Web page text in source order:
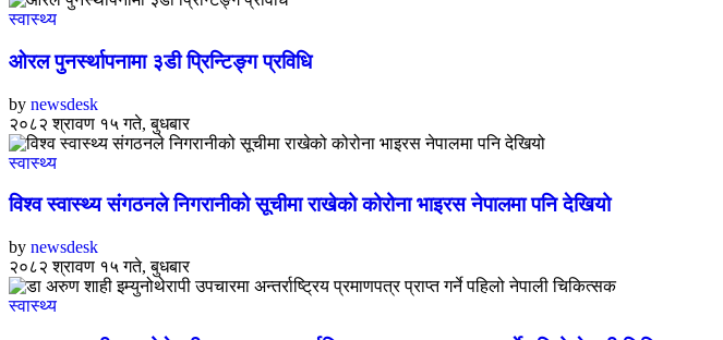
स्वास्थ्य
ओरल पुनर्स्थापनामा ३डी प्रिन्टिङ्ग प्रविधि
by newsdesk
२०८२ श्रावण १५ गते, बुधबार
स्वास्थ्य
विश्व स्वास्थ्य संगठनले निगरानीको सूचीमा राखेको कोरोना भाइरस नेपालमा पनि देखियो
by newsdesk
२०८२ श्रावण १५ गते, बुधबार
स्वास्थ्य